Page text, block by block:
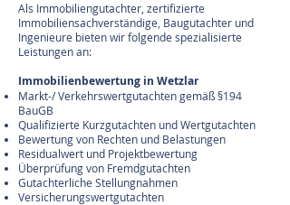
Als Immobiliengutachter, zertifizierte
Immobiliensachverständige, Baugutachter und
Ingenieure bieten wir folgende spezialisierte
Leistungen an:
Immobilienbewertung in Wetzlar
Markt-/ Verkehrswertgutachten gemäß §194
BauGB
Qualifizierte Kurzgutachten und Wertgutachten
Bewertung von Rechten und Belastungen
Residualwert und Projektbewertung
Überprüfung von Fremdgutachten
Gutachterliche Stellungnahmen
Versicherungswertgutachten